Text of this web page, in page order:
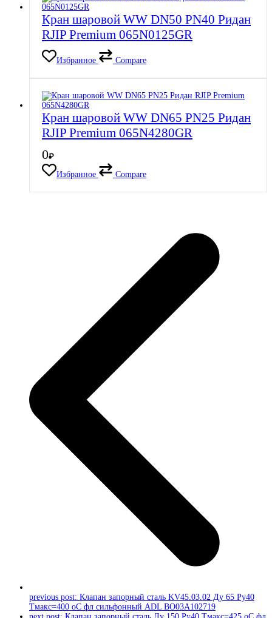
Кран шаровой WW DN50 PN40 Ридан
RJIP Premium 065N0125GR
Избранное Compare
Кран шаровой WW DN65 PN25 Ридан
RJIP Premium 065N4280GR
0₽
Избранное
Compare
previous post: Клапан запорный сталь KV45.03.02 Ду 65 Ру40
Тмакс=400 оС фл сильфонный ADL BO03A102719